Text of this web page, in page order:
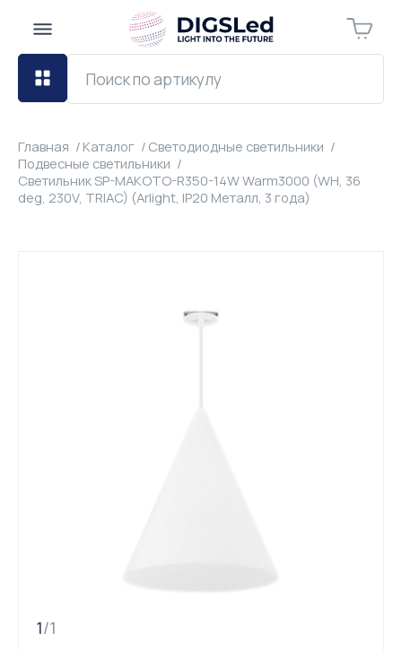
Главная Каталог
Светодиодные светильники
Подвесные светильники
Светильник SP-MAKOTO-R350-14W Warm3000 (WH, 36
deg, 230V, TRIAC) (Arlight, IP20 Металл, 3 года)
1/1